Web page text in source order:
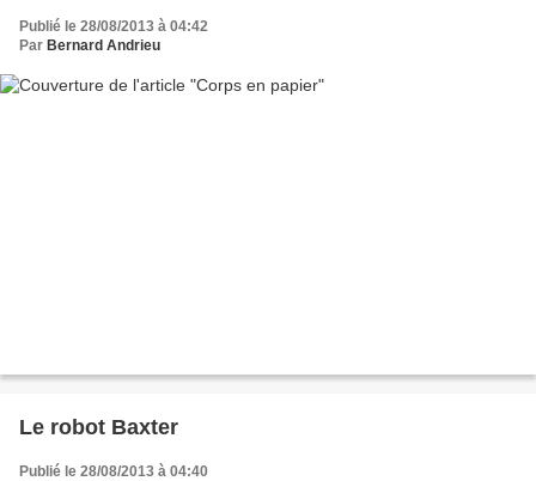
Publié le 28/08/2013 à 04:42
Par Bernard Andrieu
Le robot Baxter
Publié le 28/08/2013 à 04:40